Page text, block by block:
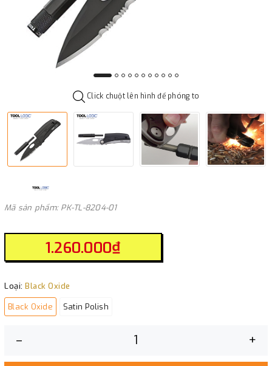
Click chuột lên hình để phóng to
Mã sản phẩm: PK-TL-8204-01
1.260.000₫
Loại: Black Oxide
Black Oxide
Satin Polish
– +